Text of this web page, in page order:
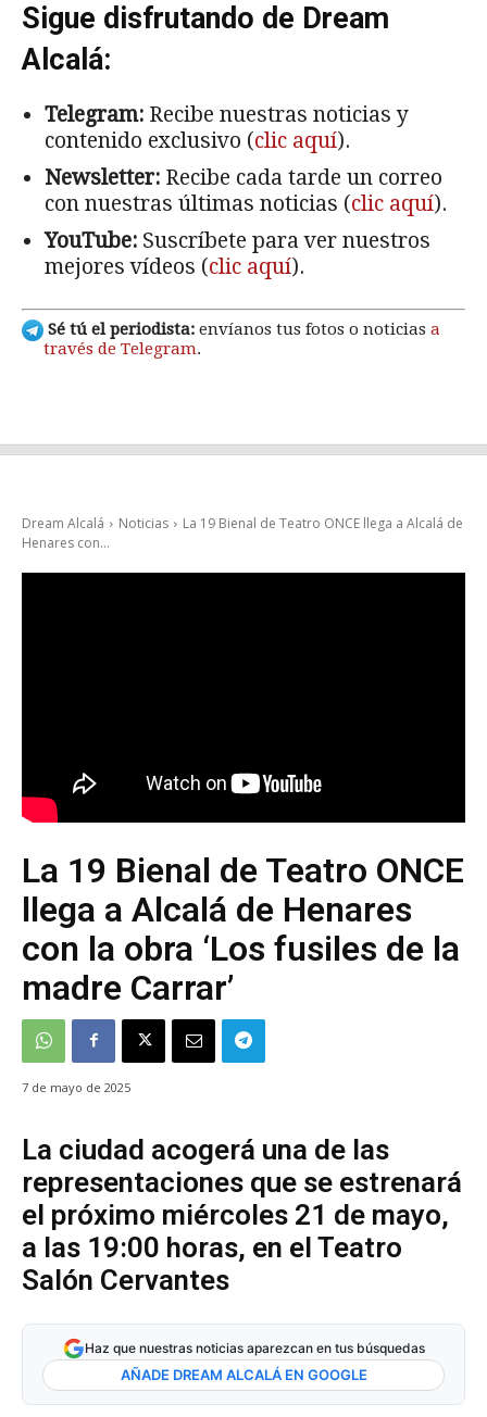
Sigue disfrutando de Dream
Alcalá:
Telegram: Recibe nuestras noticias y
contenido exclusivo (clic aquí).
Newsletter: Recibe cada tarde un correo
con nuestras últimas noticias (clic aquí).
YouTube: Suscríbete para ver nuestros
mejores vídeos (clic aquí).
Sé tú el periodista: envíanos tus fotos o noticias a
través de Telegram.